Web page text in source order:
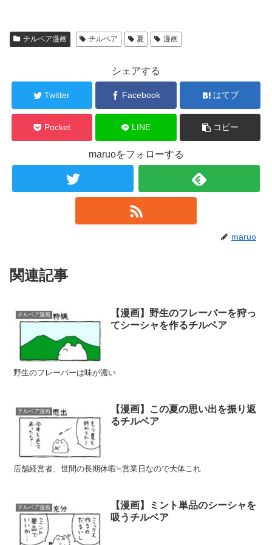
チルベア漫画 チルベア 夏 漫画
シェアする
Twitter Facebook はてブ
Pocket LINE コピー
maruoをフォローする
maruo
関連記事
チルベア漫画
【漫画】野生のフレーバーを狩っ
てシーシャを作るチルベア
野生のフレーバーは味が濃い
チルベア漫画
【漫画】この夏の思い出を振り返
るチルベア
店舗経営者、世間の長期休暇≒営業日なので大体これ
チルベア漫画
【漫画】ミント単品のシーシャを
吸うチルベア